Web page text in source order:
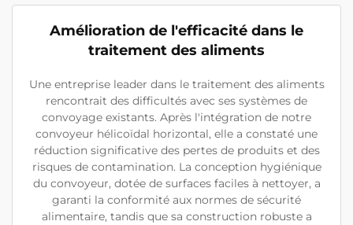
Amélioration de l'efficacité dans le
traitement des aliments
Une entreprise leader dans le traitement des aliments
rencontrait des difficultés avec ses systèmes de
convoyage existants. Après l'intégration de notre
convoyeur hélicoïdal horizontal, elle a constaté une
réduction significative des pertes de produits et des
risques de contamination. La conception hygiénique
du convoyeur, dotée de surfaces faciles à nettoyer, a
garanti la conformité aux normes de sécurité
alimentaire, tandis que sa construction robuste a